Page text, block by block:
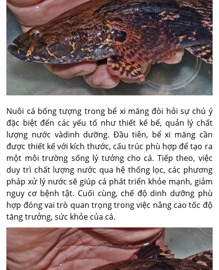
Nuôi cá bống tượng trong bể xi măng đòi hỏi sự chú ý
đặc biệt đến các yếu tố như thiết kế bể, quản lý chất
lượng nước vàdinh dưỡng. Đầu tiên, bể xi măng cần
được thiết kế với kích thước, cấu trúc phù hợp để tạo ra
một môi trường sống lý tưởng cho cá. Tiếp theo, việc
duy trì chất lượng nước qua hệ thống lọc, các phương
pháp xử lý nước sẽ giúp cá phát triển khỏe mạnh, giảm
nguy cơ bệnh tật. Cuối cùng, chế độ dinh dưỡng phù
hợp đóng vai trò quan trọng trong việc nâng cao tốc độ
tăng trưởng, sức khỏe của cá.